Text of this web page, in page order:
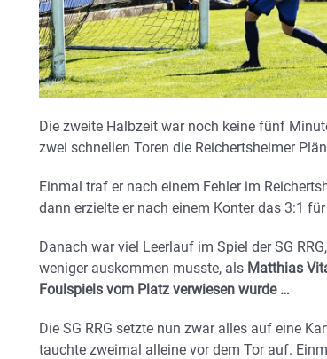
Die zweite Halbzeit war noch keine fünf
zwei schnellen Toren die Reichertsheimer
Einmal traf er nach einem Fehler im
dann erzielte er nach einem Konter das 3:1
Danach war viel Leerlauf im Spiel der SG
weniger auskommen musste, als Matthias
Foulspiels vom Platz verwiesen wurde …
Die SG RRG setzte nun zwar alles auf eine
tauchte zweimal alleine vor dem Tor auf.